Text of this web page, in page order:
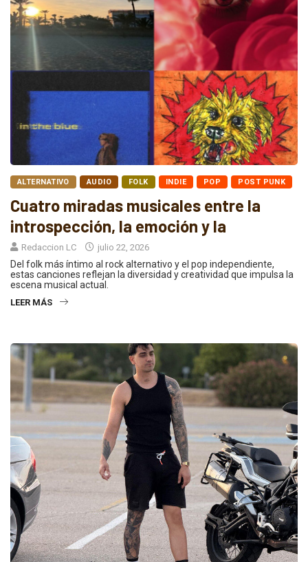
ALTERNATIVO AUDIO FOLK INDIE POP POST PUNK
Cuatro miradas musicales entre la
introspección, la emoción y la
Redaccion LC julio 22, 2026
Del folk más íntimo al rock alternativo y el pop independiente,
estas canciones reflejan la diversidad y creatividad que impulsa la
escena musical actual.
LEER MÁS